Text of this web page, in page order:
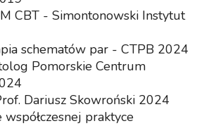
CBT - Simontonowski Instytut
schematów par - CTPB 2024
Pomorskie Centrum
Dariusz Skowroński 2024
praktyce